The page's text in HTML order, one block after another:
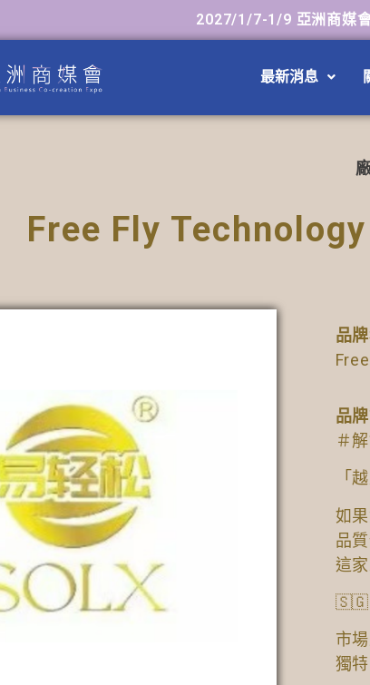
2027/1/7-1/9 亞洲商媒
最新消息
Free Fly
品
品
＃
「
如
品
這
🇸🇬
市
獨